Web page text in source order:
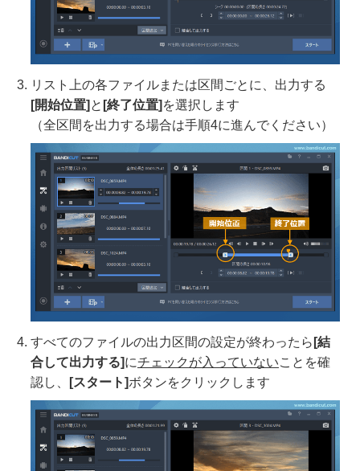
リスト上の各ファイルまたは区間ごとに、出力する
[開始位置] と [終了位置] を選択します
（全区間を出力する場合は手順4に進んでください）
すべてのファイルの出力区間の設定が終わったら [結
合して出力する]にチェックが入っていないことを確
認し、
[スタート]ボタンをクリックします